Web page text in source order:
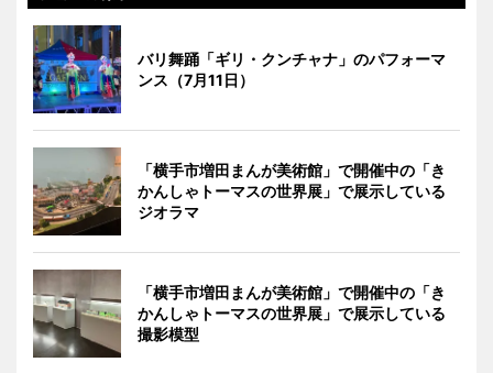
バリ舞踊「ギリ・クンチャナ」のパフォーマ
ンス（7月11日）
「横手市増田まんが美術館」で開催中の「き
かんしゃトーマスの世界展」で展示している
ジオラマ
「横手市増田まんが美術館」で開催中の「き
かんしゃトーマスの世界展」で展示している
撮影模型